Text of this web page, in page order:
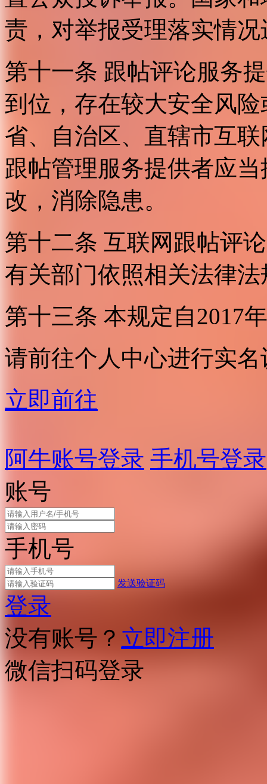
责，对举报受理落实情
第十一条 跟帖评论服务
到位，存在较大安全风
省、自治区、直辖市互
跟帖管理服务提供者应
改，消除隐患。
第十二条 互联网跟帖评
有关部门依照相关法律
第十三条 本规定自2017
请前往个人中心进行实名
立即前往
阿牛账号登录 手机号登录
账号
手机号
发送验证码
登录
没有账号？ 立即注册
微信扫码登录